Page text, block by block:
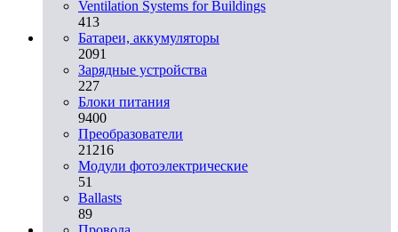
Ventilation Systems for Buildings
413
Батареи, аккумуляторы
2091
Зарядные устройства
227
Блоки питания
9400
Преобразователи
21216
Модули фотоэлектрические
51
Ballasts
89